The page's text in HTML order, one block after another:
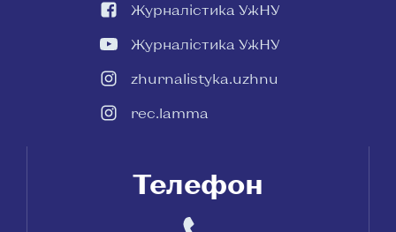
Журналістика УжНУ
Журналістика УжНУ
zhurnalistyka.uzhnu
rec.lamma
Телефон